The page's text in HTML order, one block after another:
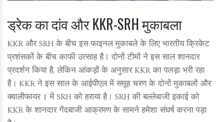
ड्रेक का दांव और KKR-SRH मुकाबला
KKR और SRH के बीच इस फाइनल मुकाबले के लिए भारतीय क्रिकेट
प्रशंसकों के बीच काफी उत्साह है। दोनों टीमों ने इस साल शानदार
प्रदर्शन किया है, लेकिन आंकड़ों के अनुसार KKR का पलड़ा भरी रहा
है। KKR ने इस साल के आईपीएल में समूह चरण के दोनों मुकाबलों और
क्वालीफायर 1 में SRH को हराया है। SRH की बल्लेबाजी इकाई को
KKR के शानदार गेंदबाजी आक्रमण के सामने हमेशा संघर्ष करना पड़ा